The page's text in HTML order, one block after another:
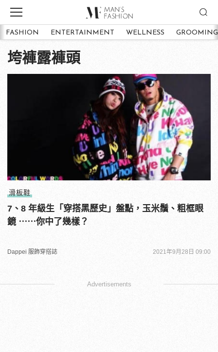
FASHION ENTERTAINMENT WELLNESS GROOMING
垮褲露褲頭
滑板鞋
7、8 年級生「穿搭黑歷史」盤點，玉米鬚、粗框眼
鏡 ⋯⋯你中了幾樣？
Dappei 服飾穿搭誌 2021年9月28日 09:00
Advertisements